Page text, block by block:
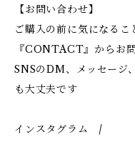
【お問い合わせ】
ご購入の前に気になるこ
『CONTACT』からお
SNSのDM、メッセージ
も大丈夫です
インスタグラム /